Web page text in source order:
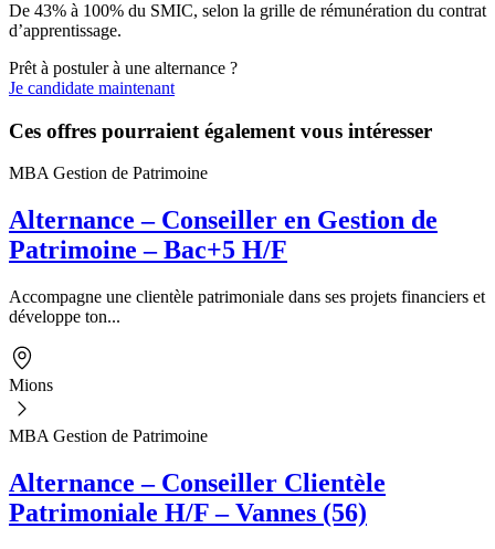
De 43% à 100% du SMIC, selon la grille de rémunération du contrat
d’apprentissage.
Prêt à postuler à une alternance ?
Je candidate maintenant
Ces offres pourraient également vous intéresser
MBA Gestion de Patrimoine
Alternance – Conseiller en Gestion de
Patrimoine – Bac+5 H/F
Accompagne une clientèle patrimoniale dans ses projets financiers et
développe ton...
Mions
MBA Gestion de Patrimoine
Alternance – Conseiller Clientèle
Patrimoniale H/F – Vannes (56)